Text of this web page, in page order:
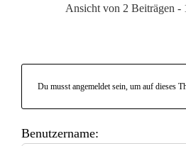
Ansicht von 2 Beiträgen -
Du musst angemeldet sein, um auf dieses
Benutzername: